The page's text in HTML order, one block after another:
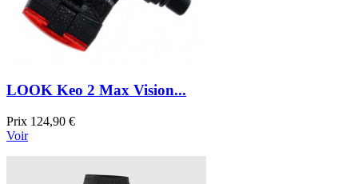
LOOK Keo 2 Max Vision...
Prix 124,90 €
Voir